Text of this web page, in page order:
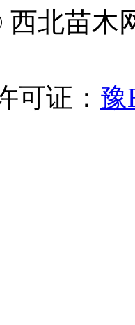
北苗木
可证： 豫